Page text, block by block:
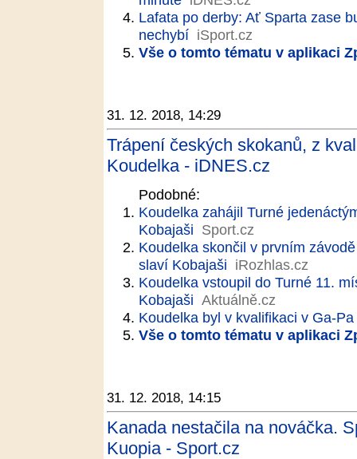
Lafata po derby: Ať Sparta zase
nechybí iSport.cz
Vše o tomto tématu v aplikaci
31. 12. 2018, 14:29
Trápení českých skokanů, z
Koudelka - iDNES.cz
Podobné:
Koudelka zahájil Turné
Kobajaši Sport.cz
Koudelka skončil v prvním
slaví Kobajaši iRozhlas.cz
Koudelka vstoupil do Turné 11.
Kobajaši Aktuálně.cz
Koudelka byl v kvalifikaci v Ga-
Vše o tomto tématu v aplikaci
31. 12. 2018, 14:15
Kanada nestačila na nováčka.
Kuopia - Sport.cz